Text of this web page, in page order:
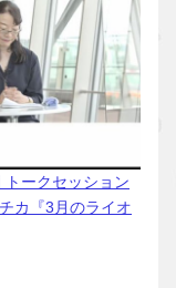
ークセッション
カ『3月のライオ